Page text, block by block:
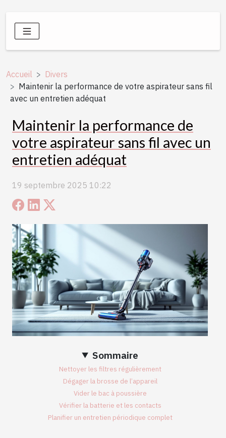
Accueil
Divers
Maintenir la performance de votre aspirateur sans fil
avec un entretien adéquat
Maintenir la performance de
votre aspirateur sans fil avec un
entretien adéquat
19 septembre 2025 10:22
Sommaire
Nettoyer les filtres régulièrement
Dégager la brosse de l’appareil
Vider le bac à poussière
Vérifier la batterie et les contacts
Planifier un entretien périodique complet